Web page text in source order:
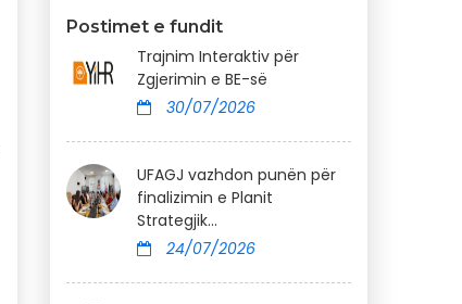
Postimet e fundit
Trajnim Interaktiv për
Zgjerimin e BE-së
30/07/2026
UFAGJ vazhdon punën për
finalizimin e Planit
Strategjik...
24/07/2026